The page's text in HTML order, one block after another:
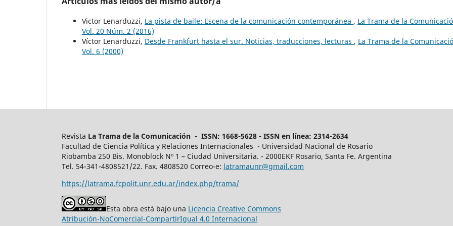
Victor Lenarduzzi, La pista de baile: Escena de la comunicación contemporánea , La Trama de la
Vol. 20 Núm. 2 (2016)
Víctor Lenarduzzi, Desde Frankfurt hasta el sur. Noticias, traducciones, lecturas , La Trama de la
Vol. 6 (2000)
Revista La Trama de la Comunicación - ISSN: 1668-5628 - ISSN en línea: 2314-2634
Facultad de Ciencia Política y Relaciones Internacionales - Universidad Nacional de Rosario
Riobamba 250 Bis. Monoblock Nº 1 – Ciudad Universitaria. - 2000EKF Rosario, Santa Fe. Argentina
Tel. 54-341-4808521/22. Fax. 4808520 Correo-e: latramaunr@gmail.com
https://latrama.fcpolit.unr.edu.ar/index.php/trama/
Esta obra está bajo una Licencia Creative Commons
Atribución-NoComercial-CompartirIgual 4.0 Internacional